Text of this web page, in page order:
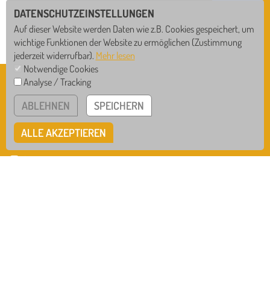
MAXIMILIAN-KOLBE-SCHULE
Bollershofstr.14 • 78628 Rottweil
Tel 0741 / 942-555-0
Mailinfo@mks-rottweil.de
Instagram
DATENSCHUTZEINSTELLUNGEN
Auf dieser Website werden Daten wie z.B. Cookies gespeichert, um
wichtige Funktionen der Website zu ermöglichen (Zustimmung
jederzeit widerrufbar). Mehr lesen
Notwendige Cookies
Analyse / Tracking
ABLEHNEN SPEICHERN
ALLE AKZEPTIEREN